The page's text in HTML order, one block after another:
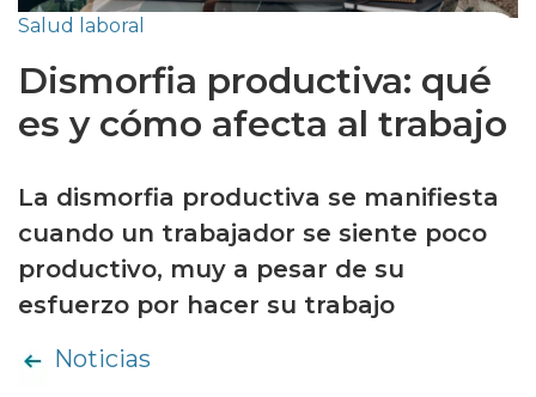
Salud laboral
Dismorfia productiva: qué
es y cómo afecta al trabajo
La dismorfia productiva se manifiesta
cuando un trabajador se siente poco
productivo, muy a pesar de su
esfuerzo por hacer su trabajo
Noticias